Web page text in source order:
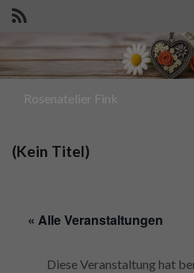
Search for:
Rosenatelier Fink
(Kein Titel)
« Alle Veranstaltungen
Diese Veranstaltung hat